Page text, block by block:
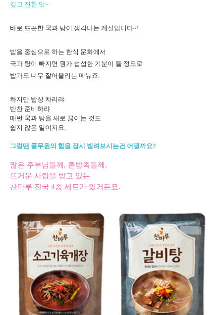
깊고 진한 맛~
바로 뜨끈한 국과 탕이 생각나는 계절입니다~!
밥을 중심으로 하는 한식 문화에서
국과 탕이 빠지면 뭔가 섭섭한 기분이 들 정도로
밥과도 너무 잘어울리는 메뉴죠.
하지만 밥상 차리랴
반찬 준비하랴
매번 국과 탕을 새로 끓이는 것도
쉽지 않은 일이지요.
그럴땐 풀무원의 힘을 잠시 빌려보시는건 어떨까요?
많은 주부님들께, 혼밥족들께,
뜨거운 사랑을 받고 있는
찬마루 진국 4종 세트가 있거든요.